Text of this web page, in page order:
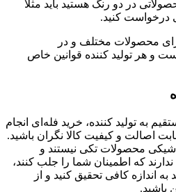
در دو رنگ هستید باید مثلاً
محصولات مختلف و در
هر تولید کننده قوانین خاص
به تولید کننده، خرید فله‌ای انجام
اصالت و کیفیت کالا نگران باشید.
محصولات تکی نیستند و
که اطمینان شما را جلب کنند،
به اندازه کافی تحقیق کنید و از
باشید.